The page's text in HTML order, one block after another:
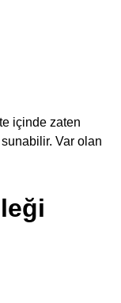
içinde zaten
Var olan